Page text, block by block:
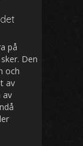
på
Den
och
av
av